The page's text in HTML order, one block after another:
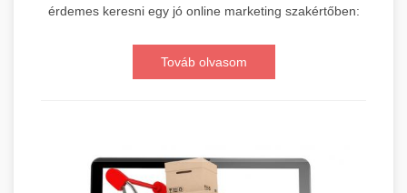
érdemes keresni egy jó online marketing szakértőben:
Továb olvasom